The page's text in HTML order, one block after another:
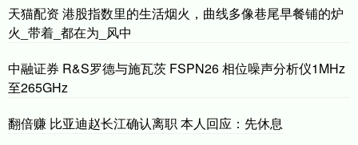
天猫配资 港股指数里的生活烟火，曲线多像巷尾早餐铺的炉
火_带着_都在为_风中
中融证券 R&S罗德与施瓦茨 FSPN26 相位噪声分析仪1MHz
至265GHz
翻倍赚 比亚迪赵长江确认离职 本人回应：先休息